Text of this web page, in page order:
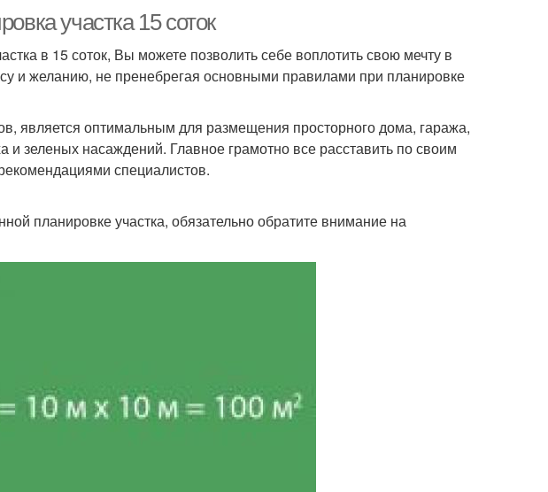
участка 15 соток
в 15 соток, Вы можете позволить себе воплотить свою мечту в
и желанию, не пренебрегая основными правилами при планировке
является оптимальным для размещения просторного дома, гаража,
и зеленых насаждений. Главное грамотно все расставить по своим
специалистов.
планировке участка, обязательно обратите внимание на